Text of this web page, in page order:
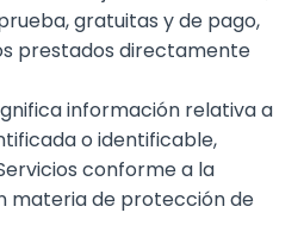
gratuitas y de pago,
prestados directamente
información relativa a
o identificable,
conforme a la
materia de protección de